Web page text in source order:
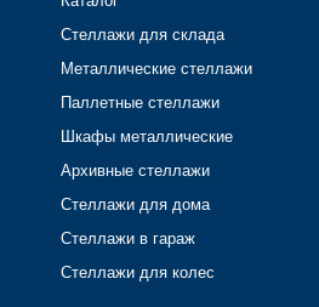
Стеллажи для склада
Металлические стеллажи
Паллетные стеллажи
Шкафы металлические
Архивные стеллажи
Стеллажи для дома
Стеллажи в гараж
Стеллажи для колес